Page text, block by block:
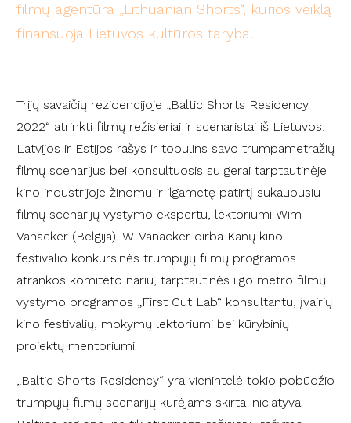
filmų agentūra „Lithuanian Shorts“, kurios veiklą
finansuoja Lietuvos kultūros taryba.
Trijų savaičių rezidencijoje „Baltic Shorts Residency
2022“ atrinkti filmų režisieriai ir scenaristai iš Lietuvos,
Latvijos ir Estijos rašys ir tobulins savo trumpametražių
filmų scenarijus bei konsultuosis su gerai tarptautinėje
kino industrijoje žinomu ir ilgametę patirtį sukaupusiu
filmų scenarijų vystymo ekspertu, lektoriumi Wim
Vanacker (Belgija). W. Vanacker dirba Kanų kino
festivalio konkursinės trumpųjų filmų programos
atrankos komiteto nariu, tarptautinės ilgo metro filmų
vystymo programos „First Cut Lab“ konsultantu, įvairių
kino festivalių, mokymų lektoriumi bei kūrybinių
projektų mentoriumi.
„Baltic Shorts Residency“ yra vienintelė tokio pobūdžio
trumpųjų filmų scenarijų kūrėjams skirta iniciatyva